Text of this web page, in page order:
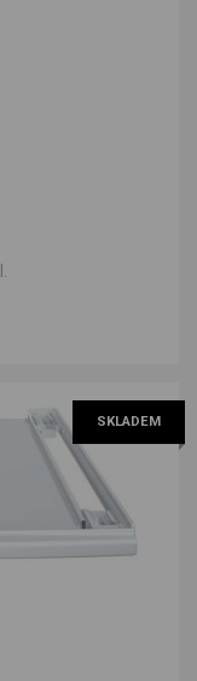
SKLADEM